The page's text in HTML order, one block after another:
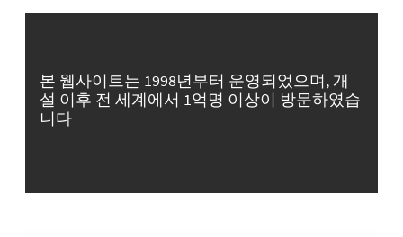
본 웹사이트는 1998년부터 운영되었으며, 개
설 이후 전 세계에서 1억명 이상이 방문하였습
니다